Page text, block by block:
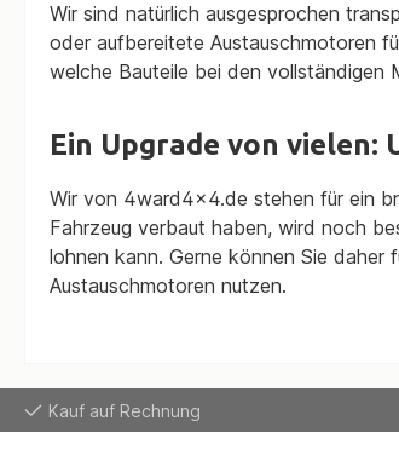
Wir sind natürlich ausgesprochen
oder aufbereitete Austauschmotoren
welche Bauteile bei den
Ein Upgrade von
Wir von 4ward4x4.de stehen für ein
Fahrzeug verbaut haben, wird noch
lohnen kann. Gerne können Sie daher
Austauschmotoren nutzen.
Kauf auf Rechnung